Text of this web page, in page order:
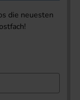
die neuesten